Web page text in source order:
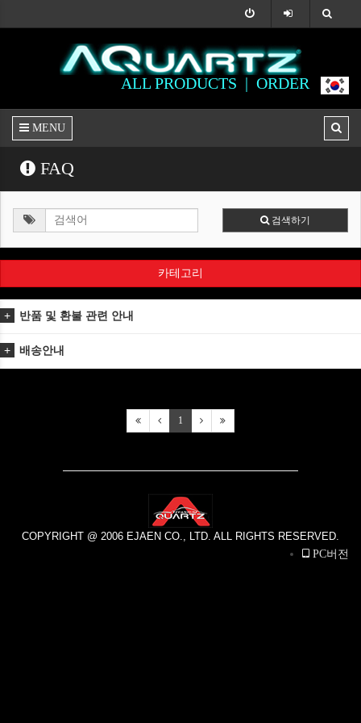
ALL PRODUCTS | ORDER
MENU
FAQ
검색하기
카테고리
반품 및 환불 관련 안내
배송안내
1
COPYRIGHT @ 2006 EJAEN CO., LTD. ALL RIGHTS RESERVED.
PC버전